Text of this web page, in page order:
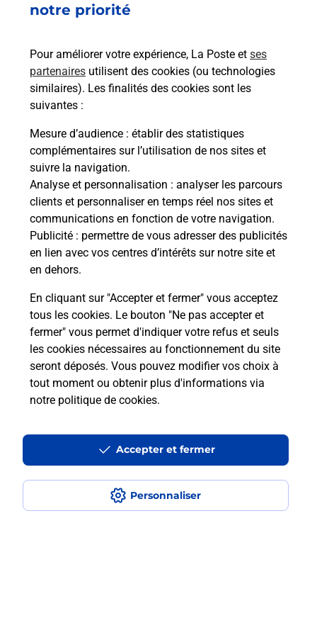
notre priorité
Pour améliorer votre expérience, La Poste et ses
partenaires utilisent des cookies (ou technologies
similaires). Les finalités des cookies sont les
suivantes :
Mesure d’audience : établir des statistiques
complémentaires sur l’utilisation de nos sites et
suivre la navigation.
Analyse et personnalisation : analyser les parcours
clients et personnaliser en temps réel nos sites et
communications en fonction de votre navigation.
Publicité : permettre de vous adresser des publicités
en lien avec vos centres d’intérêts sur notre site et
en dehors.
En cliquant sur "Accepter et fermer" vous acceptez
tous les cookies. Le bouton "Ne pas accepter et
fermer" vous permet d'indiquer votre refus et seuls
les cookies nécessaires au fonctionnement du site
seront déposés. Vous pouvez modifier vos choix à
tout moment ou obtenir plus d'informations via
notre politique de cookies.
Personnaliser
Accepter et fermer
Acheter un iPhone neuf ou reconditionné
Vous recherchez un smartphone pas cher proche
de chez vous ? Découvrez notre offre de
téléphones iPhone Apple dans vos bureaux de
Poste à PORNICHET (44380) !
En savoir plus
Questions fréquemment posées
Comment retourner un colis acheté
en ligne depuis votre boîte aux lettres
Comment envoyer un colis ou faire un
retour chez un e-commerçant sans se
déplacer ?
Envoyer un petit colis au meilleur